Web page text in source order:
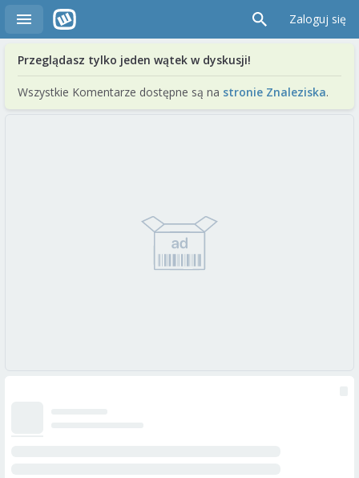
Zaloguj się
Przeglądasz tylko jeden wątek w dyskusji!
Wszystkie Komentarze dostępne są na stronie Znaleziska.